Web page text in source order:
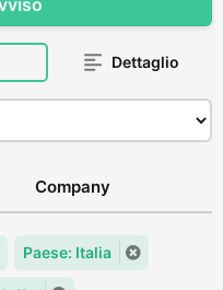
Dettaglio
Company
Paese: Italia